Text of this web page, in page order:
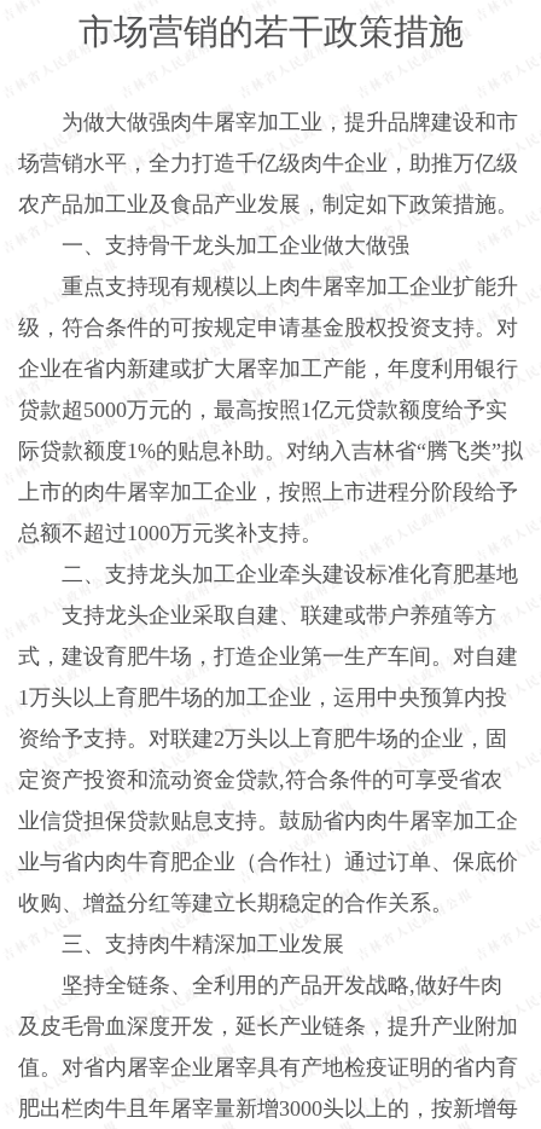
市场营销的若干政策措施
为做大做强肉牛屠宰加工业，提升品牌建设和市
场营销水平，全力打造千亿级肉牛企业，助推万亿级
农产品加工业及食品产业发展，制定如下政策措施。
一、支持骨干龙头加工企业做大做强
重点支持现有规模以上肉牛屠宰加工企业扩能升
级，符合条件的可按规定申请基金股权投资支持。对
企业在省内新建或扩大屠宰加工产能，年度利用银行
贷款超5000万元的，最高按照1亿元贷款额度给予实
际贷款额度1%的贴息补助。对纳入吉林省“腾飞类”拟
上市的肉牛屠宰加工企业，按照上市进程分阶段给予
总额不超过1000万元奖补支持。
二、支持龙头加工企业牵头建设标准化育肥基地
支持龙头企业采取自建、联建或带户养殖等方
式，建设育肥牛场，打造企业第一生产车间。对自建
1万头以上育肥牛场的加工企业，运用中央预算内投
资给予支持。对联建2万头以上育肥牛场的企业，固
定资产投资和流动资金贷款,符合条件的可享受省农
业信贷担保贷款贴息支持。鼓励省内肉牛屠宰加工企
业与省内肉牛育肥企业（合作社）通过订单、保底价
收购、增益分红等建立长期稳定的合作关系。
三、支持肉牛精深加工业发展
坚持全链条、全利用的产品开发战略,做好牛肉
及皮毛骨血深度开发，延长产业链条，提升产业附加
值。对省内屠宰企业屠宰具有产地检疫证明的省内育
肥出栏肉牛且年屠宰量新增3000头以上的，按新增每